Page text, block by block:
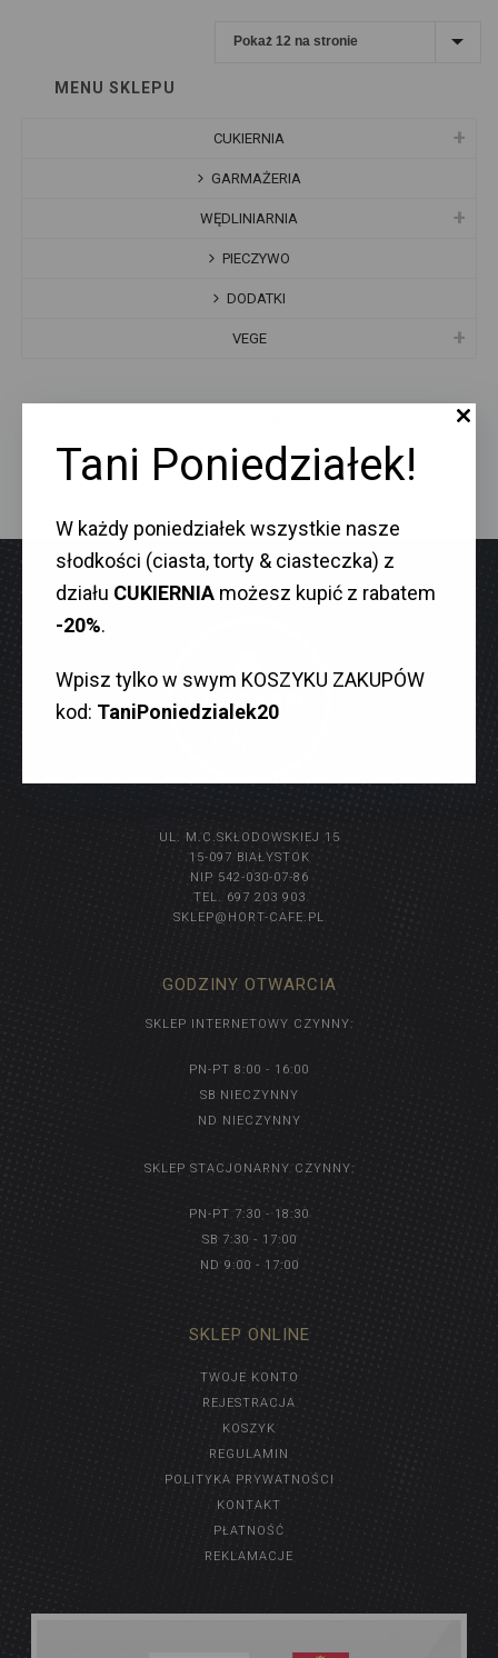
MENU SKLEPU
CUKIERNIA
GARMAŻERIA
WĘDLINIARNIA
PIECZYWO
DODATKI
VEGE
Brak produktów w koszyku.
UL. M.C.SKŁODOWSKIEJ 15
15-097 BIAŁYSTOK
NIP 542-030-07-86
TEL. 697 203 903
SKLEP@HORT-CAFE.PL
GODZINY OTWARCIA
SKLEP INTERNETOWY CZYNNY:
PN-PT 8:00 - 16:00
SB NIECZYNNY
ND NIECZYNNY
SKLEP STACJONARNY CZYNNY:
PN-PT 7:30 - 18:30
SB 7:30 - 17:00
ND 9:00 - 17:00
SKLEP ONLINE
TWOJE KONTO
REJESTRACJA
KOSZYK
REGULAMIN
POLITYKA PRYWATNOŚCI
KONTAKT
PŁATNOŚĆ
REKLAMACJE
Tani Poniedziałek!
W każdy poniedziałek wszystkie nasze
słodkości (ciasta, torty & ciasteczka) z
działu CUKIERNIA możesz kupić z rabatem
-20%.
Wpisz tylko w swym KOSZYKU ZAKUPÓW
kod: TaniPoniedzialek20